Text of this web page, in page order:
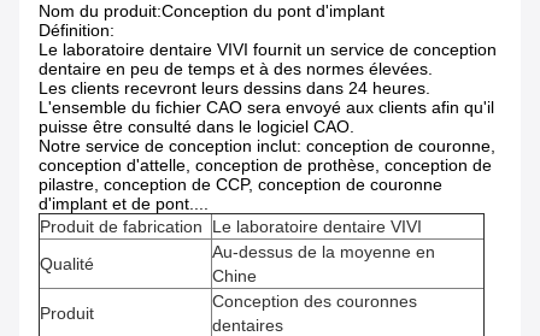
Nom du produit:Conception du pont d'implant
Définition:
Le laboratoire dentaire VIVI fournit un service de conception
dentaire en peu de temps et à des normes élevées.
Les clients recevront leurs dessins dans 24 heures.
L'ensemble du fichier CAO sera envoyé aux clients afin qu'il
puisse être consulté dans le logiciel CAO.
Notre service de conception inclut: conception de couronne,
conception d'attelle, conception de prothèse, conception de
pilastre, conception de CCP, conception de couronne
d'implant et de pont....
Produit de fabrication
Le laboratoire dentaire VIVI
Qualité
Au-dessus de la moyenne en
Chine
Produit
Conception des couronnes
dentaires